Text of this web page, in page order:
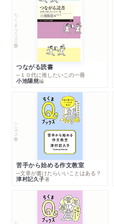
ちくまプリマー新書
つながる読書
─１０代に推したいこの一冊
小池陽慈編
シリーズ・全集
苦手から始める作文教室
─文章が書けたらいいことはある？
津村記久子著